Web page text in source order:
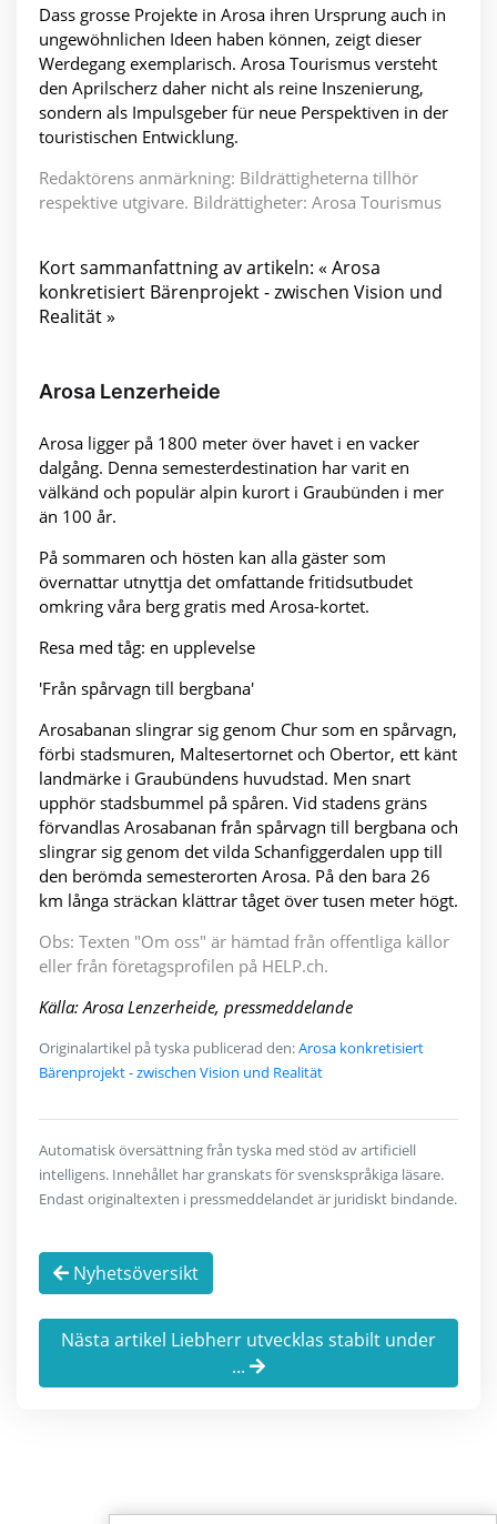
Dass grosse Projekte in Arosa ihren Ursprung auch in
ungewöhnlichen Ideen haben können, zeigt dieser
Werdegang exemplarisch. Arosa Tourismus versteht
den Aprilscherz daher nicht als reine Inszenierung,
sondern als Impulsgeber für neue Perspektiven in der
touristischen Entwicklung.
Redaktörens anmärkning: Bildrättigheterna tillhör
respektive utgivare. Bildrättigheter: Arosa Tourismus
Kort sammanfattning av artikeln: « Arosa
konkretisiert Bärenprojekt - zwischen Vision und
Realität »
Arosa Lenzerheide
Arosa ligger på 1800 meter över havet i en vacker
dalgång. Denna semesterdestination har varit en
välkänd och populär alpin kurort i Graubünden i mer
än 100 år.
På sommaren och hösten kan alla gäster som
övernattar utnyttja det omfattande fritidsutbudet
omkring våra berg gratis med Arosa-kortet.
Resa med tåg: en upplevelse
'Från spårvagn till bergbana'
Arosabanan slingrar sig genom Chur som en spårvagn,
förbi stadsmuren, Maltesertornet och Obertor, ett känt
landmärke i Graubündens huvudstad. Men snart
upphör stadsbummel på spåren. Vid stadens gräns
förvandlas Arosabanan från spårvagn till bergbana och
slingrar sig genom det vilda Schanfiggerdalen upp till
den berömda semesterorten Arosa. På den bara 26
km långa sträckan klättrar tåget över tusen meter högt.
Obs: Texten "Om oss" är hämtad från offentliga källor
eller från företagsprofilen på HELP.ch.
Källa: Arosa Lenzerheide, pressmeddelande
Originalartikel på tyska publicerad den:Arosa konkretisiert
Bärenprojekt - zwischen Vision und Realität
Automatisk översättning från tyska med stöd av artificiell
intelligens. Innehållet har granskats för svenskspråkiga läsare.
Endast originaltexten i pressmeddelandet är juridiskt bindande.
Nyhetsöversikt
Nästa artikel Liebherr utvecklas stabilt under
...